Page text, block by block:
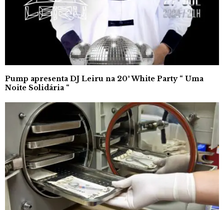
Pump apresenta DJ Leiru na 20ª White Party “ Uma
Noite Solidária “